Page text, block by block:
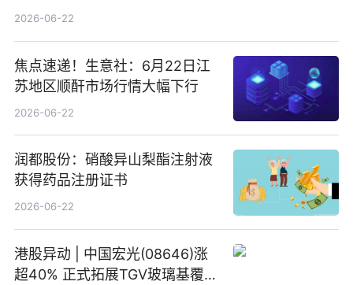
2026-06-22
焦点速递！生意社：6月22日江
苏地区顺酐市场行情大幅下行
2026-06-22
润都股份：硝酸异山梨酯注射液
获得药品注册证书
2026-06-22
港股异动 | 中国宏光(08646)涨
超40% 正式拓展TGV玻璃基覆铜